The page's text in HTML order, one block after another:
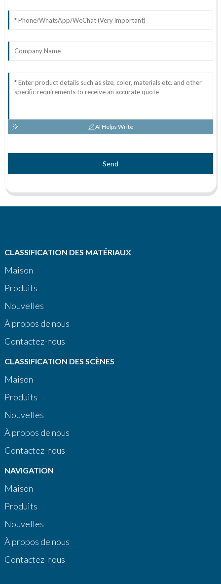
AI Helps Write
Send
CLASSIFICATION DES MATÉRIAUX
Maison
Produits
Nouvelles
À propos de nous
Contactez-nous
CLASSIFICATION DES SCÈNES
Maison
Produits
Nouvelles
À propos de nous
Contactez-nous
NAVIGATION
Maison
Produits
Nouvelles
À propos de nous
Contactez-nous